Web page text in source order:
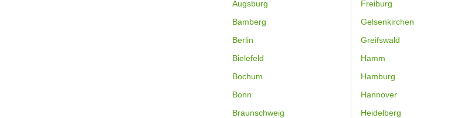
Augsburg
Bamberg
Berlin
Bielefeld
Bochum
Bonn
Braunschweig
Freiburg
Gelsenkirchen
Greifswald
Hamm
Hamburg
Hannover
Heidelberg